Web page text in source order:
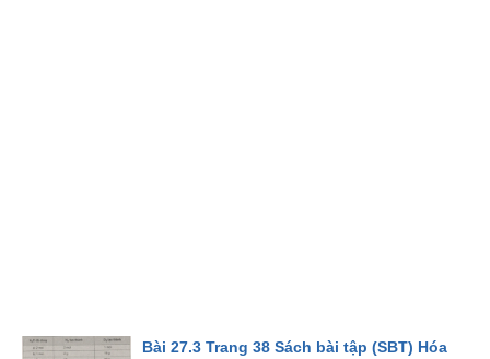
Bài 27.3 Trang 38 Sách bài tập (SBT) Hóa